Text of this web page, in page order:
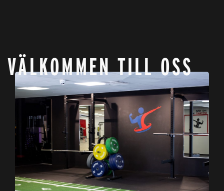
VÄLKOMMEN TILL OSS